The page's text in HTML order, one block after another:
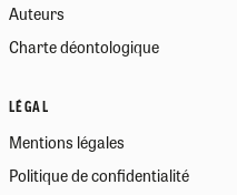
Auteurs
Charte déontologique
LÉGAL
Mentions légales
Politique de confidentialité